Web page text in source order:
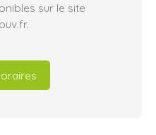
sur le site